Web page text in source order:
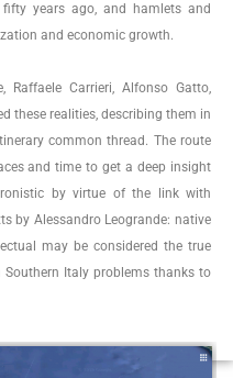
years ago, and hamlets and
and economic growth.
Raffaele Carrieri, Alfonso Gatto,
these realities, describing them in
common thread. The route
and time to get a deep insight
by virtue of the link with
by Alessandro Leogrande: native
may be considered the true
Italy problems thanks to